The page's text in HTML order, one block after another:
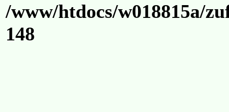
/www/htdocs/w018815a/
148